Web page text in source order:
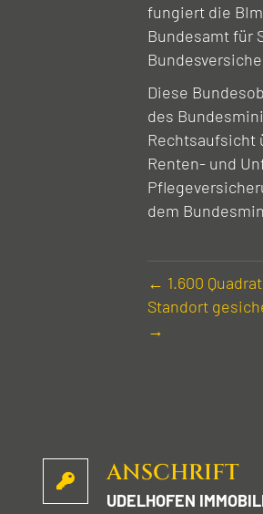
fungiert die
Bundesamt für
Diese
des
Rechtsaufsicht
Renten- und
dem
← 1.600
Standort
→
ANSCHRIFT
UDELHOFEN